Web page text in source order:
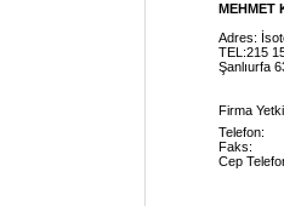
MEHMET
Adres:
TEL:215
Şanlıurfa
Firma
Telefon:
Faks:
Cep